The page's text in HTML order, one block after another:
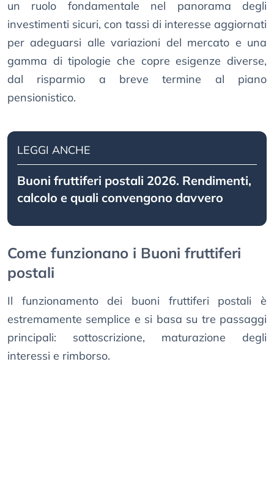
un ruolo fondamentale nel panorama degli
investimenti sicuri, con tassi di interesse aggiornati
per adeguarsi alle variazioni del mercato e una
gamma di tipologie che copre esigenze diverse,
dal risparmio a breve termine al piano
pensionistico.
LEGGI ANCHE
Buoni fruttiferi postali 2026. Rendimenti,
calcolo e quali convengono davvero
Come funzionano i Buoni fruttiferi
postali
Il funzionamento dei buoni fruttiferi postali è
estremamente semplice e si basa su tre passaggi
principali: sottoscrizione, maturazione degli
interessi e rimborso.